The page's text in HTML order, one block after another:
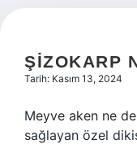
ŞIZOKARP
Tarih: Kasım 13, 2024
Meyve aken ne
sağlayan özel